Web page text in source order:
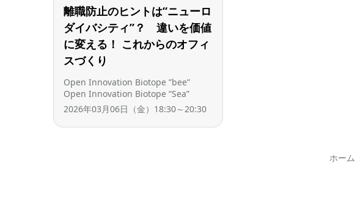
離職防止のヒントは“ニューロ
ダイバシティ”？ 違いを価値
に変える！ これからのオフィ
スづくり
Open Innovation Biotope ”bee”
Open Innovation Biotope “Sea”
2026年03月06日（金）18:30～20:30
ホーム